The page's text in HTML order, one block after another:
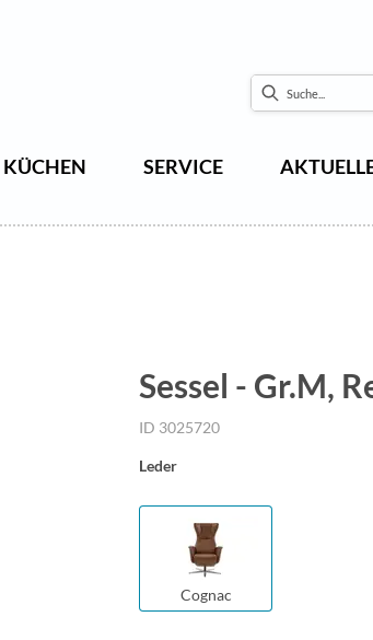
KÜCHEN SERVICE
Sessel - Gr.M,
ID 3025720
Leder
Cognac